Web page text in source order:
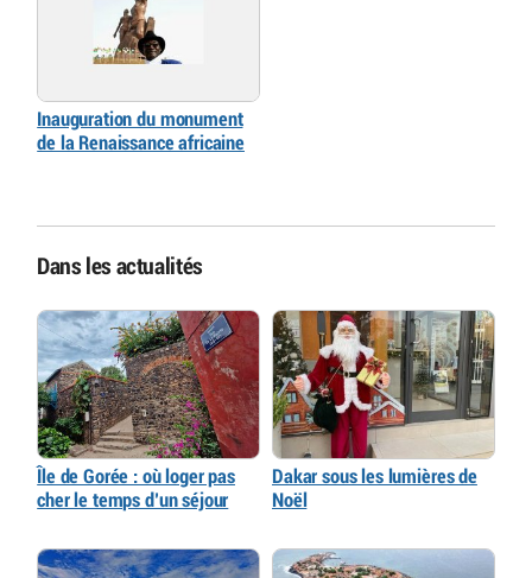
Inauguration du monument
de la Renaissance africaine
Dans les actualités
Île de Gorée : où loger pas
cher le temps d’un séjour
Dakar sous les lumières de
Noël